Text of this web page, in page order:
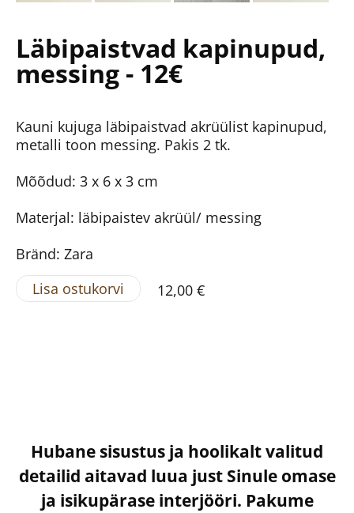
Läbipaistvad kapinupud,
messing - 12€
Kauni kujuga läbipaistvad akrüülist kapinupud,
metalli toon messing. Pakis 2 tk.
Mõõdud: 3 x 6 x 3 cm
Materjal: läbipaistev akrüül/ messing
Bränd: Zara
Lisa ostukorvi
12,00 €
Hubane sisustus ja hoolikalt valitud
detailid aitavad luua just Sinule omase
ja isikupärase interjööri. Pakume